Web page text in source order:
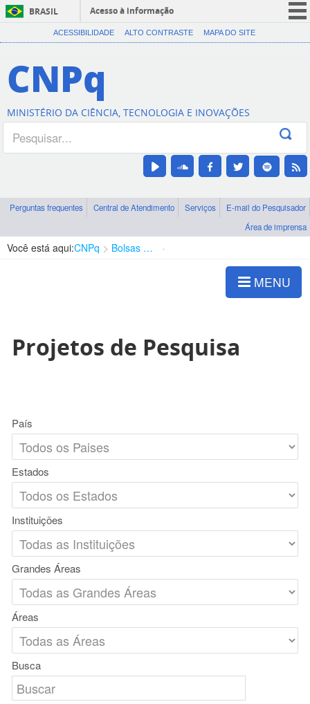
BRASIL
Acesso à informação
CORONAVÍRUS (COVID-19)
Canais
ACESSIBILIDADE ALTO CONTRASTE MAPA DO SITE
CNPq
MINISTÉRIO DA CIÊNCIA, TECNOLOGIA E INOVAÇÕES
Perguntas frequentes Central de Atendimento Serviços
E-mail do Pesquisador
Área de imprensa
Você está aqui:CNPq Bolsas e Auxílios Vigentes
MENU
Projetos de Pesquisa
País
Estados
Instituições
Grandes Áreas
Áreas
Busca